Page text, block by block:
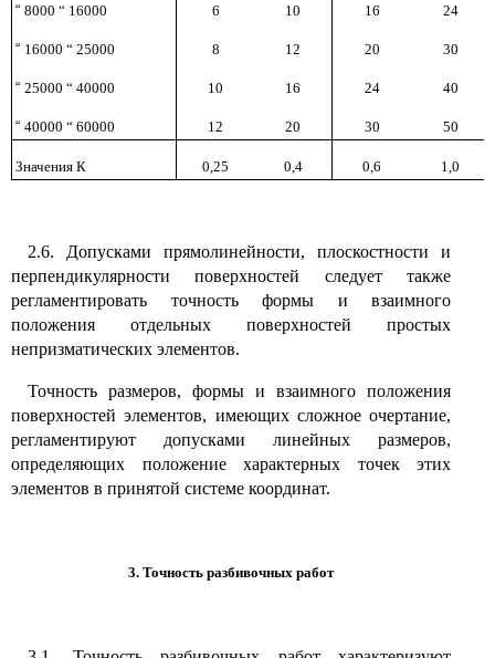
“ 8000 “ 16000 6 10 16 24
“ 16000 “ 25000 8 12 20 30
“ 25000 “ 40000 10 16 24 40
“ 40000 “ 60000 12 20 30 50
Значения К 0,25 0,4 0,6 1,0
2.6. Допусками прямолинейности, плоскостности и
перпендикулярности поверхностей следует также
регламентировать точность формы и взаимного
положения отдельных поверхностей простых
непризматических элементов.
Точность размеров, формы и взаимного положения
поверхностей элементов, имеющих сложное очертание,
регламентируют допусками линейных размеров,
определяющих положение характерных точек этих
элементов в принятой системе координат.
3. Точность разбивочных работ